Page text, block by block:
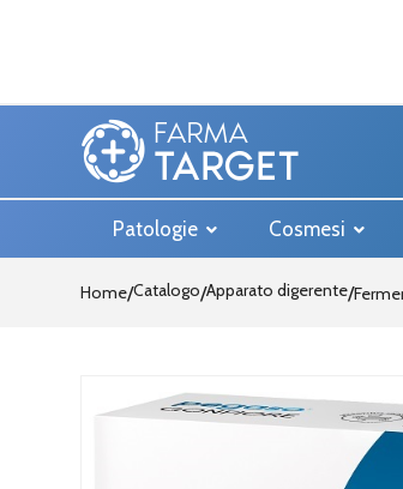
Patologie Cosmesi
Home Catalogo/Apparato digerente/